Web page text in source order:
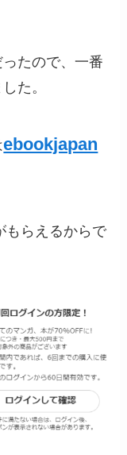
たので、一番
た。
ebookjapan
もらえるからで